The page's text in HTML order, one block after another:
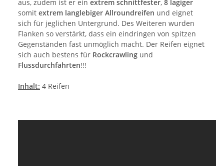
aus, zudem ist er ein extrem schnittfester, 8 lagiger
somit extrem langlebiger Allroundreifen und eignet
sich für jeglichen Untergrund. Des Weiteren wurden
Flanken so verstärkt, dass ein eindringen von spitzen
Gegenständen fast unmöglich macht. Der Reifen eignet
sich auch bestens für Rockcrawling und
Flussdurchfahrten!!!
Inhalt: 4 Reifen